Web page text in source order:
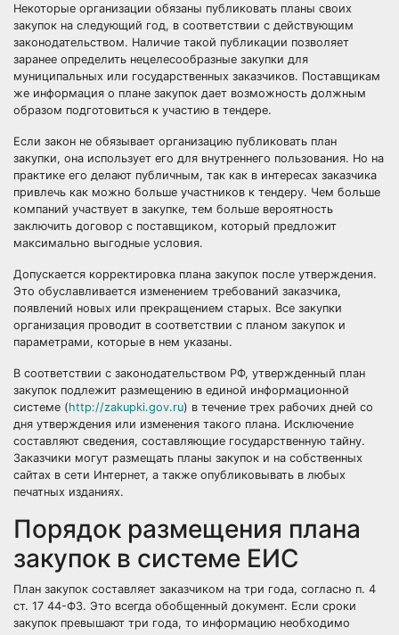
Некоторые организации обязаны публиковать планы своих
закупок на следующий год, в соответствии с действующим
законодательством. Наличие такой публикации позволяет
заранее определить нецелесообразные закупки для
муниципальных или государственных заказчиков. Поставщикам
же информация о плане закупок дает возможность должным
образом подготовиться к участию в тендере.
Если закон не обязывает организацию публиковать план
закупки, она использует его для внутреннего пользования. Но на
практике его делают публичным, так как в интересах заказчика
привлечь как можно больше участников к тендеру. Чем больше
компаний участвует в закупке, тем больше вероятность
заключить договор с поставщиком, который предложит
максимально выгодные условия.
Допускается корректировка плана закупок после утверждения.
Это обуславливается изменением требований заказчика,
появлений новых или прекращением старых. Все закупки
организация проводит в соответствии с планом закупок и
параметрами, которые в нем указаны.
В соответствии с законодательством РФ, утвержденный план
закупок подлежит размещению в единой информационной
системе (http://zakupki.gov.ru) в течение трех рабочих дней со
дня утверждения или изменения такого плана. Исключение
составляют сведения, составляющие государственную тайну.
Заказчики могут размещать планы закупок и на собственных
сайтах в сети Интернет, а также опубликовывать в любых
печатных изданиях.
Порядок размещения плана
закупок в системе ЕИС
План закупок составляет заказчиком на три года, согласно п. 4
ст. 17 44-ФЗ. Это всегда обобщенный документ. Если сроки
закупок превышают три года, то информацию необходимо